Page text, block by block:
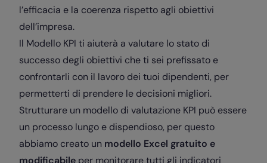
l’efficacia e la coerenza rispetto agli obiettivi
dell’impresa.
Il Modello KPI ti aiuterà a valutare lo stato di
successo degli obiettivi che ti sei prefissato e
confrontarli con il lavoro dei tuoi dipendenti, per
permetterti di prendere le decisioni migliori.
Strutturare un modello di valutazione KPI può essere
un processo lungo e dispendioso, per questo
abbiamo creato un modello Excel gratuito e
modificabile per monitorare tutti gli indicatori